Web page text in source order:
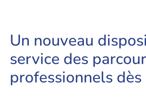
Un nouveau
service des
professionnels